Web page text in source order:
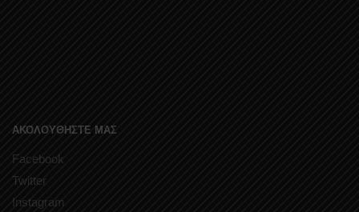
ΑΚΟΛΟΥΘΗΣΤΕ ΜΑΣ
Facebook
Twitter
Instagram